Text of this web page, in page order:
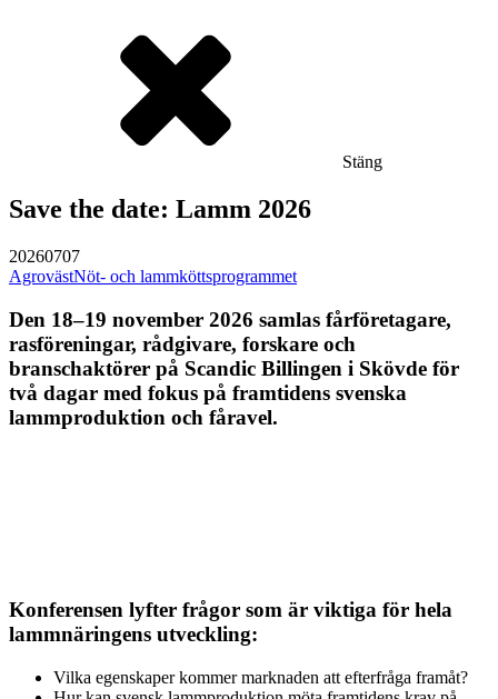
Stäng
Save the date: Lamm 2026
20260707
AgrovästNöt- och lammköttsprogrammet
Den 18–19 november 2026 samlas fårföretagare,
rasföreningar, rådgivare, forskare och
branschaktörer på Scandic Billingen i Skövde för
två dagar med fokus på framtidens svenska
lammproduktion och fåravel.
Konferensen lyfter frågor som är viktiga för hela
lammnäringens utveckling:
Vilka egenskaper kommer marknaden att efterfråga framåt?